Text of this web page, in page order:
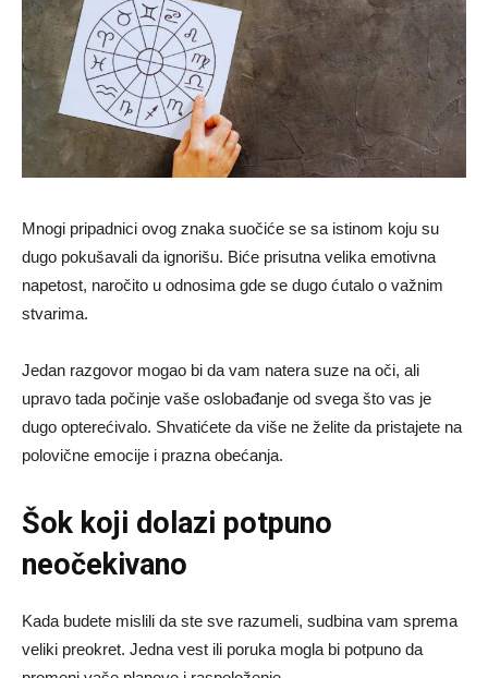
Mnogi pripadnici ovog znaka suočiće se sa istinom koju su
dugo pokušavali da ignorišu. Biće prisutna velika emotivna
napetost, naročito u odnosima gde se dugo ćutalo o važnim
stvarima.
Jedan razgovor mogao bi da vam natera suze na oči, ali
upravo tada počinje vaše oslobađanje od svega što vas je
dugo opterećivalo. Shvatićete da više ne želite da pristajete na
polovične emocije i prazna obećanja.
Šok koji dolazi potpuno
neočekivano
Kada budete mislili da ste sve razumeli, sudbina vam sprema
veliki preokret. Jedna vest ili poruka mogla bi potpuno da